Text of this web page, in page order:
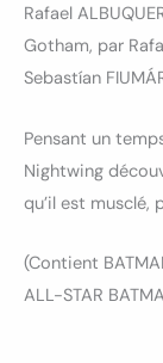
Rafael
Gotham, par
Sebastían
Pensant un
Nightwing
qu’il est musclé,
(Contient
ALL-STAR